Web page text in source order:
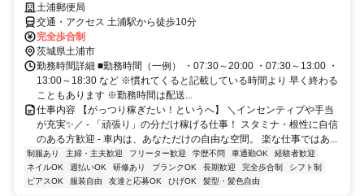
土浦郵便局
交通・アクセス 土浦駅から徒歩10分
完全歩合制
茨城県土浦市
勤務時間詳細 ■勤務時間（一例） ・07:30～20:00 ・07:30～13:00 ・
13:00～18:30 など ※慣れてくると記載している時間より 早く終わる
こともあります ※勤務時間は配送...
仕事内容 【がっつり稼ぎたい！というへ】 ＼インセンティブや手当
が充実✨／ - 「頑張り」の分だけ稼げる仕事！ スタミナ・根性に自信
のある方歓迎 - 車内は、あなただけの自由な空間。 楽な仕事ではあ...
制服あり 主婦・主夫歓迎 フリーター歓迎 学歴不問 車通勤OK
経験者歓迎
ネイルOK
週払いOK 研修あり ブランクOK 長期歓迎 完全歩合制
シフト制
ピアスOK
服装自由 友達と応募OK ひげOK 髪型・髪色自由